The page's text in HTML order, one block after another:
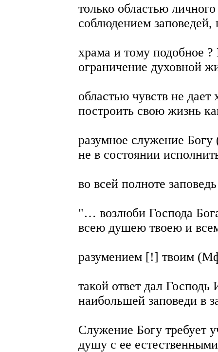
только областью
соблюдением
храма и тому подобное
ограничение духовной
областью чувств не
построить свою жизнь
разумное служение
не в состоянии
во всей полноте
"… возлюби Господа
всею душею твоею и
разумением [!] твоим
такой ответ дал
наибольшей заповеди в
Служение Богу требует
душу с ее естественными